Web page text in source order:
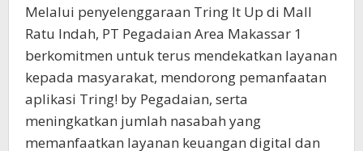
Melalui penyelenggaraan Tring It Up di Mall
Ratu Indah, PT Pegadaian Area Makassar 1
berkomitmen untuk terus mendekatkan layanan
kepada masyarakat, mendorong pemanfaatan
aplikasi Tring! by Pegadaian, serta
meningkatkan jumlah nasabah yang
memanfaatkan layanan keuangan digital dan